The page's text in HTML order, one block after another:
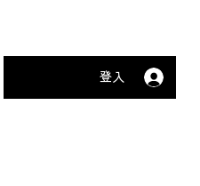
登入